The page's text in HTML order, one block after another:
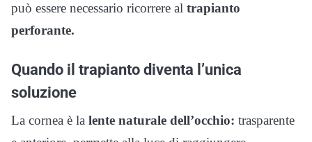
può essere necessario ricorrere al trapianto
perforante.
Quando il trapianto diventa l’unica
soluzione
La cornea è la lente naturale dell’occhio: trasparente